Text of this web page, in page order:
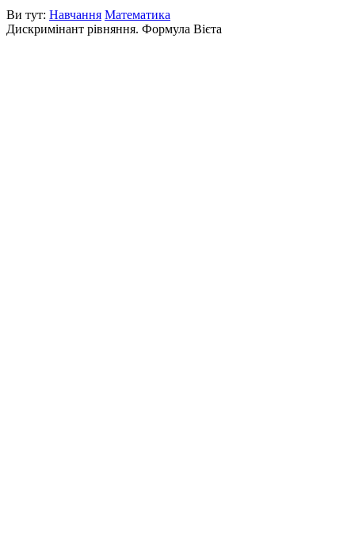
Ви тут: Навчання Математика
Дискримінант рівняння. Формула Вієта